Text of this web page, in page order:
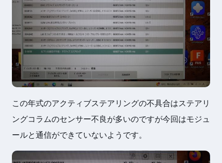
この年式のアクティブステアリングの不具合はステアリ
ングコラムのセンサー不良が多いのですが今回はモジュ
ールと通信ができていないようです。